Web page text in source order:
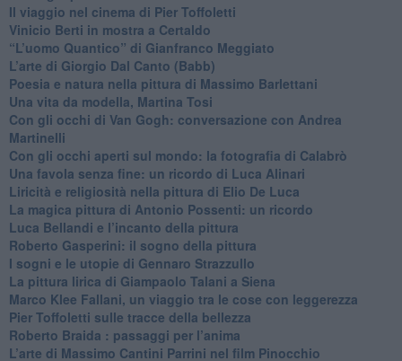
​Il viaggio nel cinema di Pier Toffoletti
Vinicio Berti in mostra a Certaldo
“L’uomo Quantico” di Gianfranco Meggiato
​L’arte di Giorgio Dal Canto (Babb)
Poesia e natura nella pittura di Massimo Barlettani
Una vita da modella, Martina Tosi
​Con gli occhi di Van Gogh: conversazione con Andrea
Martinelli
​Con gli occhi aperti sul mondo: la fotografia di Calabrò
Una favola senza fine: un ricordo di Luca Alinari
Liricità e religiosità nella pittura di Elio De Luca
La magica pittura di Antonio Possenti: un ricordo
Luca Bellandi e l’incanto della pittura
​Roberto Gasperini: il sogno della pittura
I sogni e le utopie di Gennaro Strazzullo
La pittura lirica di Giampaolo Talani a Siena
​Marco Klee Fallani, un viaggio tra le cose con leggerezza
​Pier Toffoletti sulle tracce della bellezza
​Roberto Braida : passaggi per l’anima
​L’arte di Massimo Cantini Parrini nel film Pinocchio